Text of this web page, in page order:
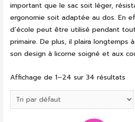
important que le sac soit léger,
ergonomie soit adaptée au dos. En
d’école peut être utilisé pendant
primaire. De plus, il plaira longtemps
son design à licorne soigné et aux
Affichage de 1–24 sur 34 résultats